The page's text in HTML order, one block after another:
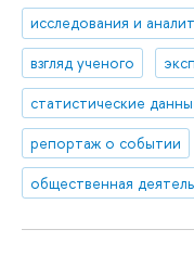
исследования и
взгляд ученого
статистические
репортаж о событии
общественная